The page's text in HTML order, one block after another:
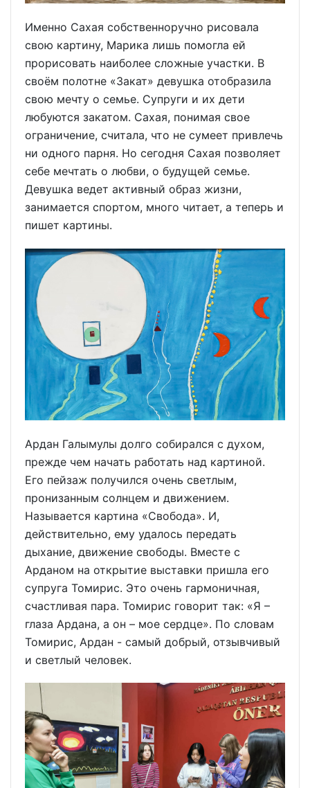
Именно Сахая собственноручно рисовала
свою картину, Марика лишь помогла ей
прорисовать наиболее сложные участки. В
своём полотне «Закат» девушка отобразила
свою мечту о семье. Супруги и их дети
любуются закатом. Сахая, понимая свое
ограничение, считала, что не сумеет привлечь
ни одного парня. Но сегодня Сахая позволяет
себе мечтать о любви, о будущей семье.
Девушка ведет активный образ жизни,
занимается спортом, много читает, а теперь и
пишет картины.
Ардан Галымулы долго собирался с духом,
прежде чем начать работать над картиной.
Его пейзаж получился очень светлым,
пронизанным солнцем и движением.
Называется картина «Свобода». И,
действительно, ему удалось передать
дыхание, движение свободы. Вместе с
Арданом на открытие выставки пришла его
супруга Томирис. Это очень гармоничная,
счастливая пара. Томирис говорит так: «Я –
глаза Ардана, а он – мое сердце». По словам
Томирис, Ардан - самый добрый, отзывчивый
и светлый человек.